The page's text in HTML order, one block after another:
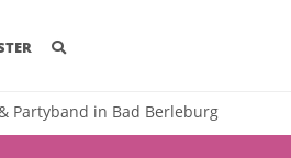
Partyband in Bad Berleburg